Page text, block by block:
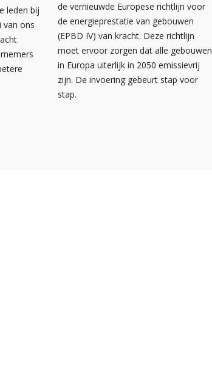
leden bij
van ons
de vernieuwde Europese richtlijn voor
de energieprestatie van gebouwen
(EPBD IV) van kracht. Deze richtlijn
moet ervoor zorgen dat alle gebouwen
in Europa uiterlijk in 2050 emissievrij
zijn. De invoering gebeurt stap voor
stap.